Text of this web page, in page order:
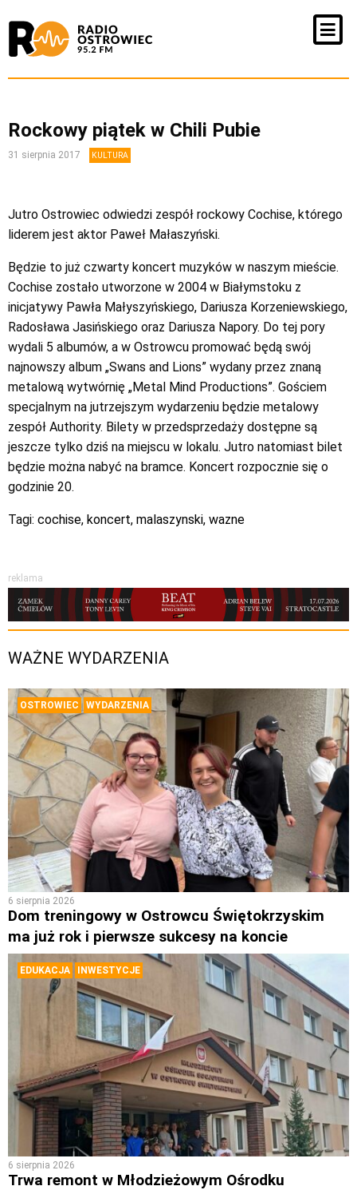
Rockowy piątek w Chili Pubie
31 sierpnia 2017 KULTURA
Jutro Ostrowiec odwiedzi zespół rockowy Cochise, którego
liderem jest aktor Paweł Małaszyński.
Będzie to już czwarty koncert muzyków w naszym mieście.
Cochise zostało utworzone w 2004 w Białymstoku z
inicjatywy Pawła Małyszyńskiego, Dariusza Korzeniewskiego,
Radosława Jasińskiego oraz Dariusza Napory. Do tej pory
wydali 5 albumów, a w Ostrowcu promować będą swój
najnowszy album „Swans and Lions” wydany przez znaną
metalową wytwórnię „Metal Mind Productions”. Gościem
specjalnym na jutrzejszym wydarzeniu będzie metalowy
zespół Authority. Bilety w przedsprzedaży dostępne są
jeszcze tylko dziś na miejscu w lokalu. Jutro natomiast bilet
będzie można nabyć na bramce. Koncert rozpocznie się o
godzinie 20.
Tagi: cochise, koncert, malaszynski, wazne
reklama
WAŻNE WYDARZENIA
OSTROWIEC WYDARZENIA
6 sierpnia 2026
Dom treningowy w Ostrowcu Świętokrzyskim
ma już rok i pierwsze sukcesy na koncie
EDUKACJA INWESTYCJE
6 sierpnia 2026
Trwa remont w Młodzieżowym Ośrodku